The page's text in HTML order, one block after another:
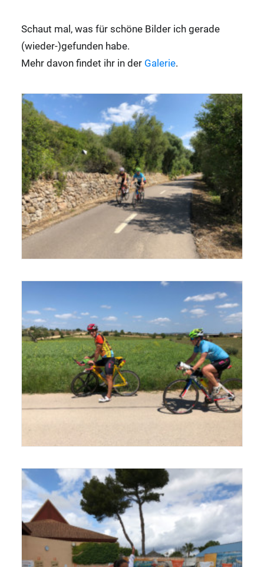
Schaut mal, was für schöne Bilder ich gerade
(wieder-)gefunden habe.
Mehr davon findet ihr in der Galerie.